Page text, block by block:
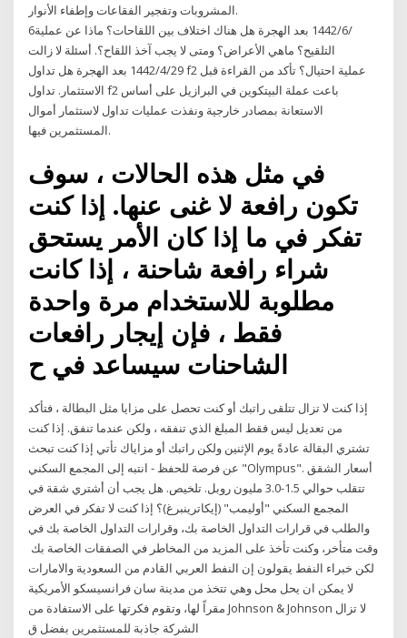
المشروبات وتفجير الفقاعات وإطفاء الأنوار.
6‏‏/6‏‏/1442 بعد الهجرة هل هناك اختلاف بين اللقاحات؟ ماذا عن عملية
التلقيح؟ ماهي الأعراض؟ ومتى لا يجب آخذ اللقاح؟. أسئلة لا زالت
29‏‏/4‏‏/1442 بعد الهجرة هل تداول f2 عملية احتيال؟ تأكد من القراءة قبل
الاستثمار. تداول f2 باعت عملة البيتكوين في البرازيل على أساس
الاستعانة بمصادر خارجية ونفذت عمليات تداول لاستثمار أموال
المستثمرين فيها.
في مثل هذه الحالات ، سوف
تكون رافعة لا غنى عنها. إذا كنت
تفكر في ما إذا كان الأمر يستحق
شراء رافعة شاحنة ، إذا كانت
مطلوبة للاستخدام مرة واحدة
فقط ، فإن إيجار رافعات
الشاحنات سيساعد في ح
إذا كنت لا تزال تتلقى راتبك أو كنت تحصل على مزايا مثل البطالة ، فتأكد
من تعديل ليس فقط المبلغ الذي تنفقه ، ولكن عندما تنفق. إذا كنت
تشتري البقالة عادةً يوم الإثنين ولكن راتبك أو مزاياك تأتي إذا كنت تبحث
عن فرصة للحفظ - انتبه إلى المجمع السكني "Olympus". أسعار الشقق
تتقلب حوالي 1.5-3.0 مليون روبل. تلخيص. هل يجب أن أشتري شقة في
المجمع السكني "أوليمب" (إيكاترينبرغ)؟ إذا كنت لا تفكر في العرض
والطلب في قرارات التداول الخاصة بك، وقرارات التداول الخاصة بك في
وقت متأخر، وكنت تأخذ على المزيد من المخاطر في الصفقات الخاصة بك
لكن خبراء النفط يقولون إن النفط العربي القادم من السعودية والامارات
لا يمكن ان يحل محل وهي تتخذ من مدينة سان فرانسيسكو الأمريكية
مقراً لها، وتقوم فكرتها على الاستفادة من Johnson & Johnson لا تزال
الشركة جاذبة للمستثمرين بفضل ق